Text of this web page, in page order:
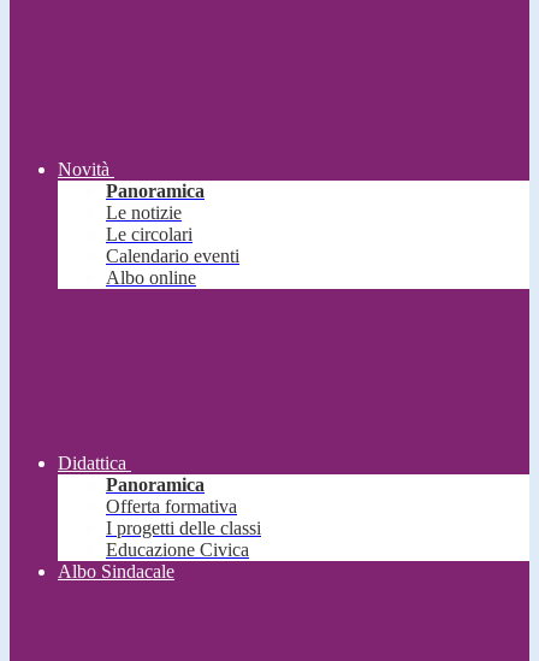
Novità
Panoramica
Le notizie
Le circolari
Calendario eventi
Albo online
Didattica
Panoramica
Offerta formativa
I progetti delle classi
Educazione Civica
Albo Sindacale